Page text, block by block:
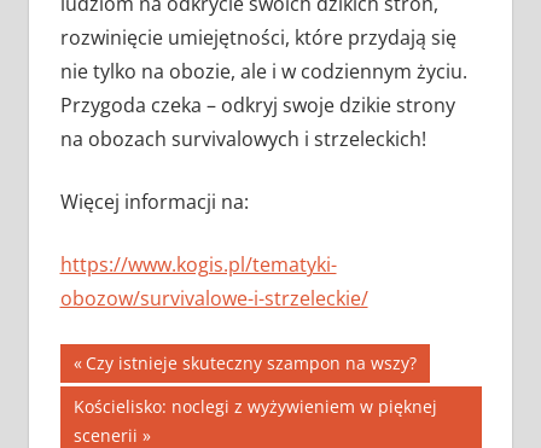
rozwinięcie umiejętności, które przydają się
nie tylko na obozie, ale i w codziennym życiu.
Przygoda czeka – odkryj swoje dzikie strony
na obozach survivalowych i strzeleckich!
Więcej informacji na:
https://www.kogis.pl/tematyki-
obozow/survivalowe-i-strzeleckie/
Nawigacja
wpisu
Previous
Post:
Czy istnieje skuteczny szampon na wszy?
Next
Post:
Kościelisko: noclegi z wyżywieniem w pięknej
scenerii